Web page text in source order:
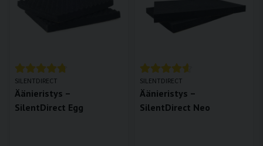
SILENTDIRECT
Äänieristys –
SilentDirect Egg
SILENTDIRECT
Äänieristys –
SilentDirect Neo